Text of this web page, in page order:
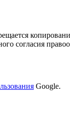
согласия
Google.